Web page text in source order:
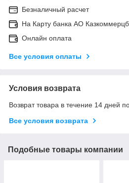
Безналичный расчет
На Карту банка АО
Онлайн оплата
Все условия оплаты
Условия возврата
Возврат товара в течение 14 дней
Все условия возврата
Подобные товары компании